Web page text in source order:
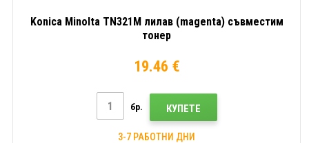
Konica Minolta TN321M лилав (magenta) съвместим
тонер
19.46 €
бр. КУПЕТЕ
3-7 РАБОТНИ ДНИ